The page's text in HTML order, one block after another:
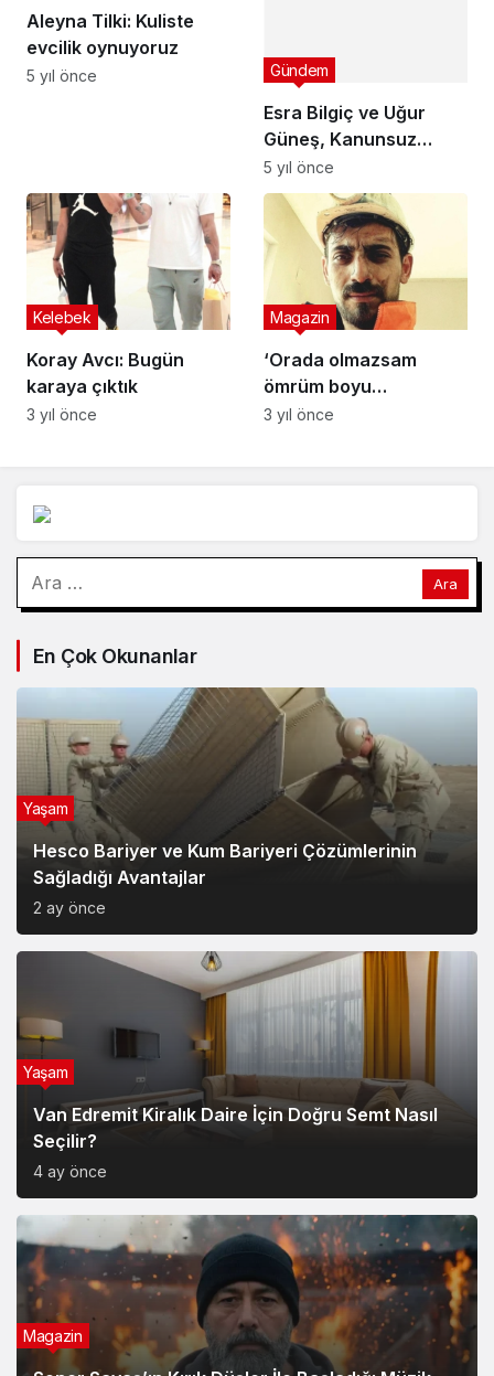
5 yıl önce
setindeki hallerini
paylaştı
Koray Avcı: Bugün
karaya çıktık
Kelebek
3 yıl önce
‘Orada olmazsam
ömrüm boyu
vicdanımın altında
ezilirim’
Magazin
3 yıl önce
Hesco Bariyer ve Kum Bariyeri Çözümlerinin
Sağladığı Avantajlar
2 ay önce
Yaşam
Van Edremit Kiralık Daire İçin Doğru Semt Nasıl
Seçilir?
4 ay önce
Yaşam
Soner Savaş’ın Kırık Düşler İle Başladığı Müzik
Serüveni
6 ay önce
Magazin